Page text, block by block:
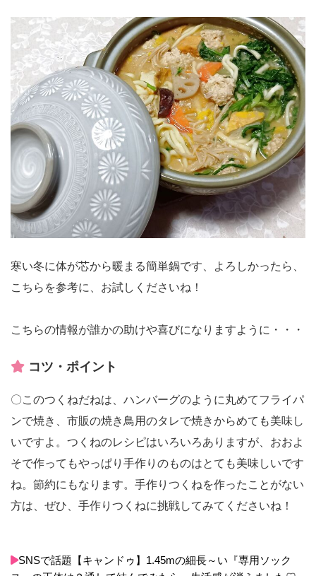
寒い冬に体が芯から暖まる簡単鍋です、よろしかったら、
こちらを参考に、お試しくださいね！
こちらの情報が誰かの助けや喜びになりますように・・・
コツ・ポイント
〇このつくねだねは、ハンバーグのように丸めてフライパ
ンで焼き、市販の焼き鳥用のタレで焼きからめても美味し
いですよ。つくねのレシピはいろいろありますが、おおよ
そで作ってもやっぱり手作りのものはとても美味しいです
ね。節約にもなります。手作りつくねを作ったことがない
方は、ぜひ、手作りつくねに挑戦してみてくださいね！
SNSで話題【キャンドゥ】1.45mの細長～い『専用ソック